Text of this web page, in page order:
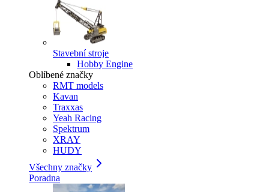
Stavební stroje
Hobby Engine
Oblíbené značky
RMT models
Kavan
Traxxas
Yeah Racing
Spektrum
XRAY
HUDY
Všechny značky
Poradna